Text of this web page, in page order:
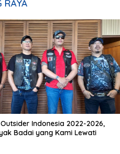
RAYA
Outsider Indonesia 2022-2026,
Badai yang Kami Lewati